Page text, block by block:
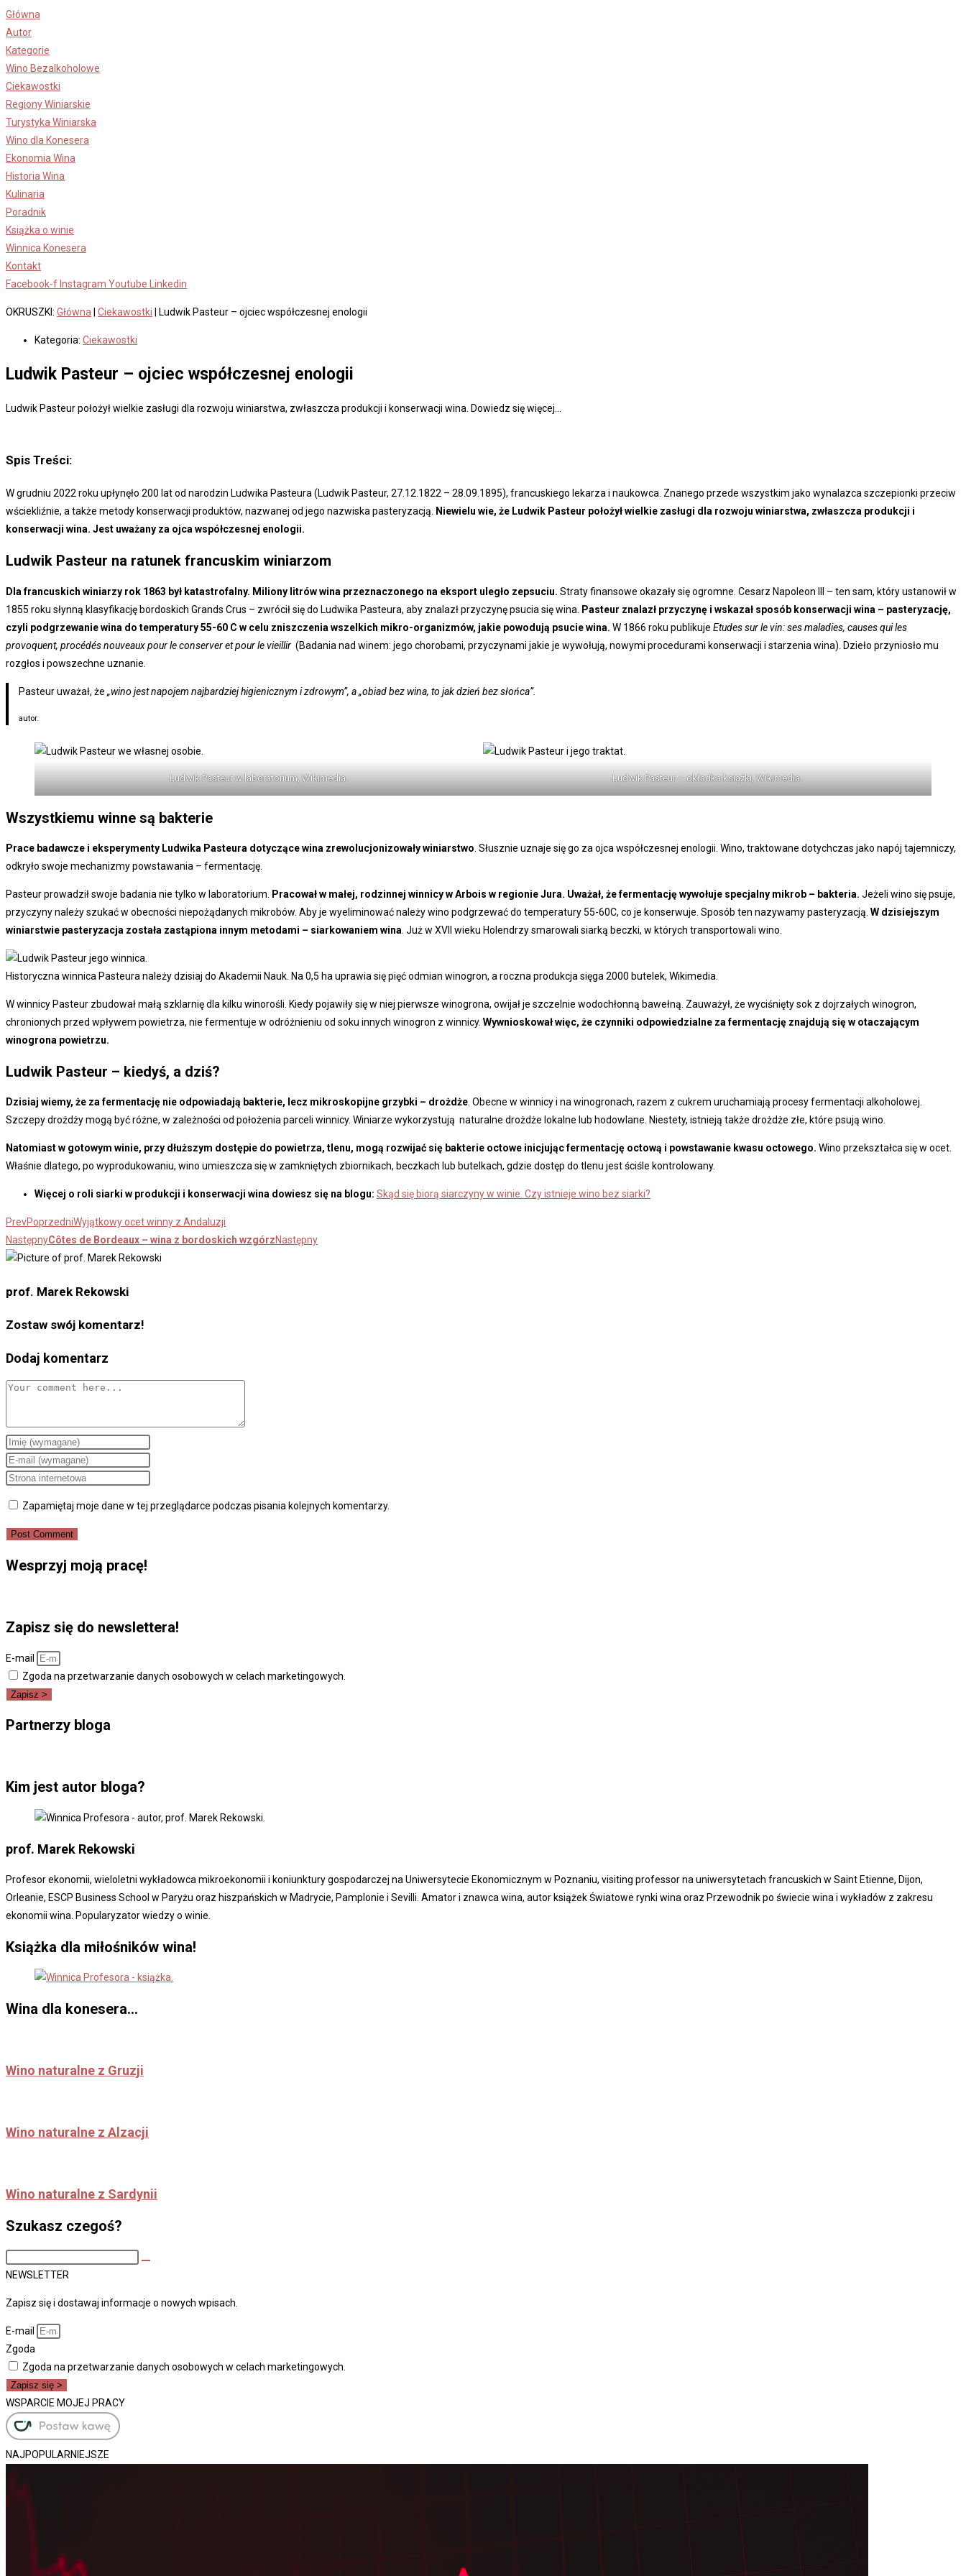
Skip
to
content
Główna
Autor
Kategorie
Wino Bezalkoholowe
Ciekawostki
Regiony Winiarskie
Turystyka Winiarska
Wino dla Konesera
Ekonomia Wina
Historia Wina
Kulinaria
Poradnik
Książka o winie
Winnica Konesera
Kontakt
Facebook-f Instagram Youtube Linkedin
OKRUSZKI: Główna Ciekawostki Ludwik Pasteur – ojciec współczesnej enologii
Kategoria: Ciekawostki
Ludwik Pasteur – ojciec współczesnej enologii
Ludwik Pasteur położył wielkie zasługi dla rozwoju winiarstwa, zwłaszcza produkcji i konserwacji wina. Dowiedz się więcej...
Spis Treści:
W grudniu 2022 roku upłynęło 200 lat od narodzin Ludwika Pasteura (Ludwik Pasteur, 27.12.1822 – 28.09.1895), francuskiego lekarza i naukowca. Znanego przede wszystkim jako wynalazca szczepionki przeciw
wściekliźnie, a także metody konserwacji produktów, nazwanej od jego nazwiska pasteryzacją. Niewielu wie, że Ludwik Pasteur położył wielkie zasługi dla rozwoju winiarstwa, zwłaszcza produkcji i
konserwacji wina. Jest uważany za ojca współczesnej enologii.
Ludwik Pasteur na ratunek francuskim winiarzom
Dla francuskich winiarzy rok 1863 był katastrofalny. Miliony litrów wina przeznaczonego na eksport uległo zepsuciu. Straty finansowe okazały się ogromne. Cesarz Napoleon III – ten sam, który ustanowił w
1855 roku słynną klasyfikację bordoskich Grands Crus – zwrócił się do Ludwika Pasteura, aby znalazł przyczynę psucia się wina. Pasteur znalazł przyczynę i wskazał sposób konserwacji wina – pasteryzację,
czyli podgrzewanie wina do temperatury 55-60 C w celu zniszczenia wszelkich mikro-organizmów, jakie powodują psucie wina. W 1866 roku publikuje Etudes sur le vin: ses maladies, causes qui les
provoquent, procédés nouveaux pour le conserver et pour le vieillir (Badania nad winem: jego chorobami, przyczynami jakie je wywołują, nowymi procedurami konserwacji i starzenia wina). Dzieło przyniosło mu
rozgłos i powszechne uznanie.
Pasteur uważał, że „wino jest napojem najbardziej higienicznym i zdrowym”, a „obiad bez wina, to jak dzień bez słońca”.
autor.
Ludwik Pasteur w laboratorium, Wikimedia. Ludwik Pasteur – okładka książki, Wikimedia.
Wszystkiemu winne są bakterie
Prace badawcze i eksperymenty Ludwika Pasteura dotyczące wina zrewolucjonizowały winiarstwo. Słusznie uznaje się go za ojca współczesnej enologii. Wino, traktowane dotychczas jako napój tajemniczy,
odkryło swoje mechanizmy powstawania – fermentację.
Pasteur prowadził swoje badania nie tylko w laboratorium. Pracował w małej, rodzinnej winnicy w Arbois w regionie Jura. Uważał, że fermentację wywołuje specjalny mikrob – bakteria. Jeżeli wino się psuje,
przyczyny należy szukać w obecności niepożądanych mikrobów. Aby je wyeliminować należy wino podgrzewać do temperatury 55-60C, co je konserwuje. Sposób ten nazywamy pasteryzacją. W dzisiejszym
winiarstwie pasteryzacja została zastąpiona innym metodami – siarkowaniem wina. Już w XVII wieku Holendrzy smarowali siarką beczki, w których transportowali wino.
Historyczna winnica Pasteura należy dzisiaj do Akademii Nauk. Na 0,5 ha uprawia się pięć odmian winogron, a roczna produkcja sięga 2000 butelek, Wikimedia.
W winnicy Pasteur zbudował małą szklarnię dla kilku winorośli. Kiedy pojawiły się w niej pierwsze winogrona, owijał je szczelnie wodochłonną bawełną. Zauważył, że wyciśnięty sok z dojrzałych winogron,
chronionych przed wpływem powietrza, nie fermentuje w odróżnieniu od soku innych winogron z winnicy. Wywnioskował więc, że czynniki odpowiedzialne za fermentację znajdują się w otaczającym
winogrona powietrzu.
Ludwik Pasteur – kiedyś, a dziś?
Dzisiaj wiemy, że za fermentację nie odpowiadają bakterie, lecz mikroskopijne grzybki – drożdże. Obecne w winnicy i na winogronach, razem z cukrem uruchamiają procesy fermentacji alkoholowej.
Szczepy drożdży mogą być różne, w zależności od położenia parceli winnicy. Winiarze wykorzystują naturalne drożdże lokalne lub hodowlane. Niestety, istnieją także drożdże złe, które psują wino.
Natomiast w gotowym winie, przy dłuższym dostępie do powietrza, tlenu, mogą rozwijać się bakterie octowe inicjując fermentację octową i powstawanie kwasu octowego. Wino przekształca się w ocet.
Właśnie dlatego, po wyprodukowaniu, wino umieszcza się w zamkniętych zbiornikach, beczkach lub butelkach, gdzie dostęp do tlenu jest ściśle kontrolowany.
Więcej o roli siarki w produkcji i konserwacji wina dowiesz się na blogu: Skąd się biorą siarczyny w winie. Czy istnieje wino bez siarki?
PrevPoprzedniWyjątkowy ocet winny z Andaluzji
NastępnyCôtes de Bordeaux – wina z bordoskich wzgórzNastępny
prof. Marek Rekowski
Zostaw swój komentarz!
Dodaj komentarz
Comment
Enter
your
name
username
to
Enter
your
address
to
Enter
website
URL
Zapamiętaj moje dane w tej przeglądarce podczas pisania kolejnych komentarzy.
Wesprzyj moją pracę!
Zapisz się do newslettera!
E-mail
Zgoda na przetwarzanie danych osobowych w celach marketingowych.
Zapisz >
Partnerzy bloga
Kim jest autor bloga?
prof. Marek Rekowski
Profesor ekonomii, wieloletni wykładowca mikroekonomii i koniunktury gospodarczej na Uniwersytecie Ekonomicznym w Poznaniu, visiting professor na uniwersytetach francuskich w Saint Etienne, Dijon,
Orleanie, ESCP Business School w Paryżu oraz hiszpańskich w Madrycie, Pamplonie i Sevilli. Amator i znawca wina, autor książek Światowe rynki wina oraz Przewodnik po świecie wina i wykładów z zakresu
ekonomii wina. Popularyzator wiedzy o winie.
Książka dla miłośników wina!
Wina dla konesera...
Wino naturalne z Gruzji
Wino naturalne z Alzacji
Wino naturalne z Sardynii
Szukasz czegoś?
this
NEWSLETTER
Zapisz się i dostawaj informacje o nowych wpisach.
E-mail
Zgoda
Zgoda na przetwarzanie danych osobowych w celach marketingowych.
Zapisz się >
WSPARCIE MOJEJ PRACY
NAJPOPULARNIEJSZE